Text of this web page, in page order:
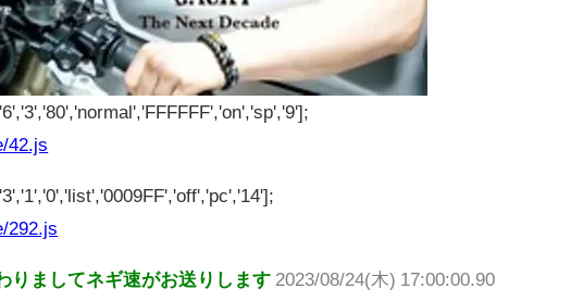
42.js
292.js
りましてネギ速がお送りします 2023/08/24(木) 17:00:00.90